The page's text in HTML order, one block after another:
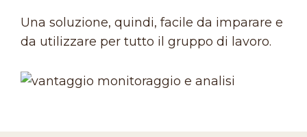
Una soluzione, quindi, facile da imparare e
da utilizzare per tutto il gruppo di lavoro.